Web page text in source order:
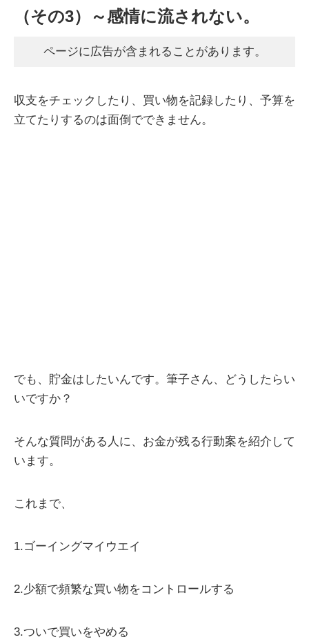
（その3）～感情に流されない。
ページに広告が含まれることがあります。
収支をチェックしたり、買い物を記録したり、予算を
立てたりするのは面倒でできません。
でも、貯金はしたいんです。筆子さん、どうしたらい
いですか？
そんな質問がある人に、お金が残る行動案を紹介して
います。
これまで、
1.ゴーイングマイウエイ
2.少額で頻繁な買い物をコントロールする
3.ついで買いをやめる